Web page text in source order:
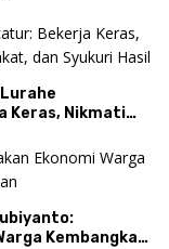
Keras, Nikmati
Kembangkan